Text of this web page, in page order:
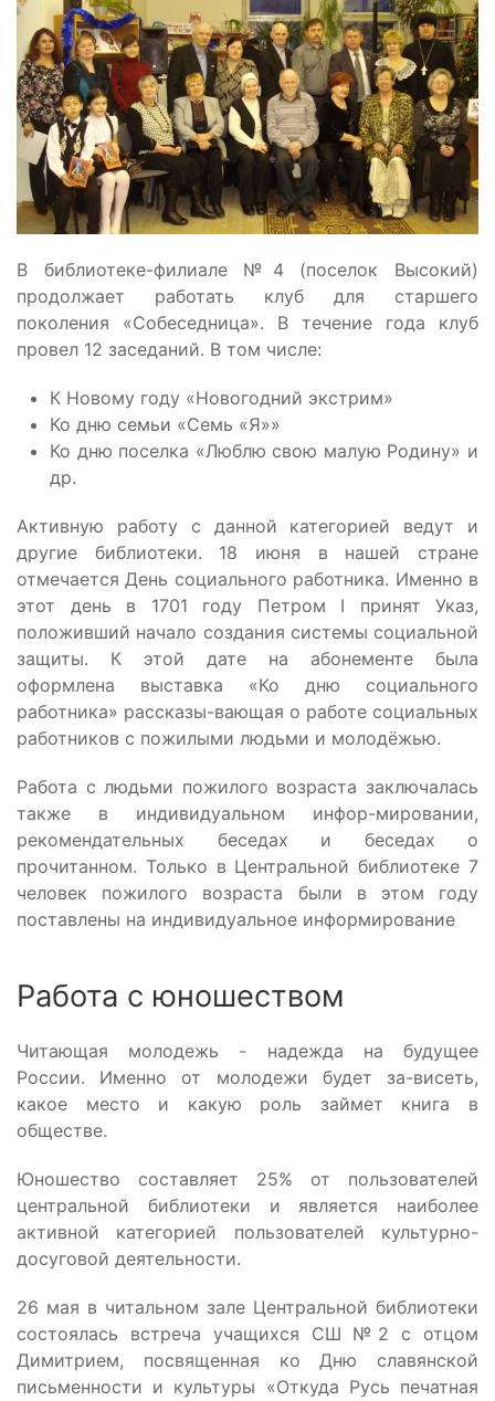
В библиотеке-филиале №4 (поселок Высокий)
продолжает работать клуб для старшего
поколения «Собеседница». В течение года клуб
провел 12 заседаний. В том числе:
К Новому году «Новогодний экстрим»
Ко дню семьи «Семь «Я»»
Ко дню поселка «Люблю свою малую Родину» и
др.
Активную работу с данной категорией ведут и
другие библиотеки. 18 июня в нашей стране
отмечается День социального работника. Именно в
этот день в 1701 году Петром I принят Указ,
положивший начало создания системы социальной
защиты. К этой дате на абонементе была
оформлена выставка «Ко дню социального
работника» рассказы-вающая о работе социальных
работников с пожилыми людьми и молодёжью.
Работа с людьми пожилого возраста заключалась
также в индивидуальном инфор-мировании,
рекомендательных беседах и беседах о
прочитанном. Только в Центральной библиотеке 7
человек пожилого возраста были в этом году
поставлены на индивидуальное информирование
Работа с юношеством
Читающая молодежь - надежда на будущее
России. Именно от молодежи будет за-висеть,
какое место и какую роль займет книга в
обществе.
Юношество составляет 25% от пользователей
центральной библиотеки и является наиболее
активной категорией пользователей культурно-
досуговой деятельности.
26 мая в читальном зале Центральной библиотеки
состоялась встреча учащихся СШ №2 с отцом
Димитрием, посвященная ко Дню славянской
письменности и культуры «Откуда Русь печатная